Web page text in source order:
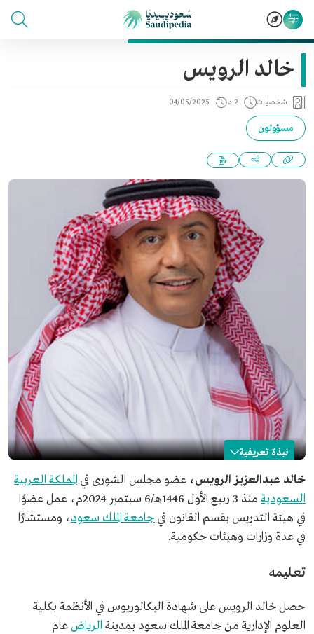
خالد الرويس
شخصيات 2 د 04/05/2025
مسؤولون
نبذة تعريفية
خالد الرويس
الاسم
خالد الرويس.
المؤهلات العلمية
بكالوريوس في الأنظمة بكلية العلوم الإدارية من جامعة الملك
رين بفرنسا.
المنصب الحالي
عضو مجلس الشورى في السعودية.
خالد عبدالعزيز الرويس، عضو مجلس الشورى في المملكة العربية
السعودية
منذ 3 ربيع الأول 1446هـ/6 سبتمبر 2024م، عمل عضوًا
في هيئة التدريس بقسم القانون في جامعة الملك سعود، ومستشارًا
في عدة وزارات وهيئات حكومية.
تعليمه
حصل خالد الرويس على شهادة البكالوريوس في الأنظمة بكلية
العلوم الإدارية من جامعة الملك سعود بمدينة الرياضعام